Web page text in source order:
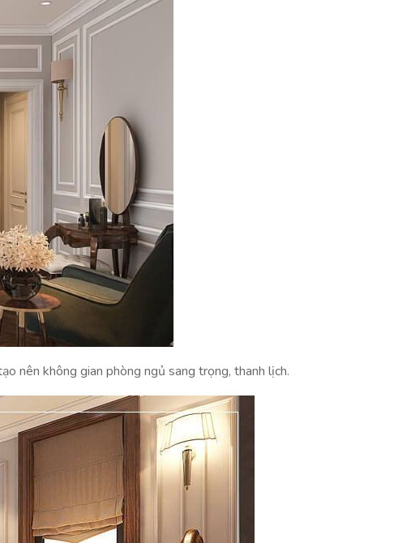
nên không gian phòng ngủ sang trọng, thanh lịch.